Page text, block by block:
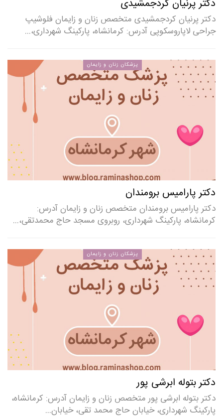
دکتر پرنیان کردجمشیدی
دکتر پرنیان کردجمشیدی متخصص زنان و زایمان فلوشیپ
جراحی لاپاروسکوپی آدرس: کرمانشاه، پارکینگ شهرداری،…
پزشکان زنان و زایمان
دکتر پارامیس برومندان
دکتر پارامیس برومندان متخصص زنان و زایمان آدرس:
کرمانشاه، پارکینگ شهرداری، روبروی مسجد حاج محمدتقی،…
پزشکان زنان و زایمان
دکتر بتوله ابرشی پور
دکتر بتوله ابرشی پور متخصص زنان و زایمان آدرس: کرمانشاه،
پارکینگ شهرداری، خیابان حاج محمد تقی، خیابان…